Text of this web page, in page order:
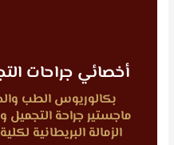
أخصائي جراحات
بكالوريوس الطب
ماجستير جراحة التجميل
الزمالة البريطانية